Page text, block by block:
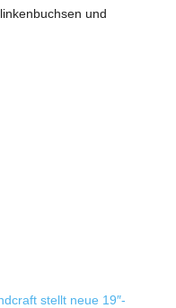
und
stellt neue 19″-